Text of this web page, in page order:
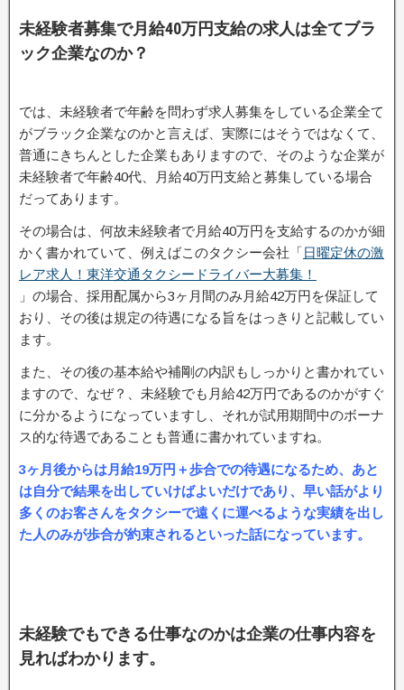
未経験者募集で月給40万円支給の求人は全てブラ
ック企業なのか？
では、未経験者で年齢を問わず求人募集をしている企業全て
がブラック企業なのかと言えば、実際にはそうではなくて、
普通にきちんとした企業もありますので、そのような企業が
未経験者で年齢40代、月給40万円支給と募集している場合
だってあります。
その場合は、何故未経験者で月給40万円を支給するのかが細
かく書かれていて、例えばこのタクシー会社「日曜定休の激
レア求人！東洋交通タクシードライバー大募集！
」の場合、採用配属から3ヶ月間のみ月給42万円を保証して
おり、その後は規定の待遇になる旨をはっきりと記載してい
ます。
また、その後の基本給や補剛の内訳もしっかりと書かれてい
ますので、なぜ？、未経験でも月給42万円であるのかがすぐ
に分かるようになっていますし、それが試用期間中のボーナ
ス的な待遇であることも普通に書かれていますね。
3ヶ月後からは月給19万円＋歩合での待遇になるため、あと
は自分で結果を出していけばよいだけであり、早い話がより
多くのお客さんをタクシーで遠くに運べるような実績を出し
た人のみが歩合が約束されるといった話になっています。
未経験でもできる仕事なのかは企業の仕事内容を
見ればわかります。